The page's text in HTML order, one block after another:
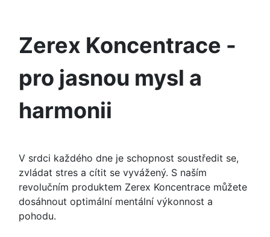
Zerex Koncentrace -
pro jasnou mysl a
harmonii
V srdci každého dne je schopnost soustředit se,
zvládat stres a cítit se vyvážený. S naším
revolučním produktem Zerex Koncentrace můžete
dosáhnout optimální mentální výkonnost a
pohodu.